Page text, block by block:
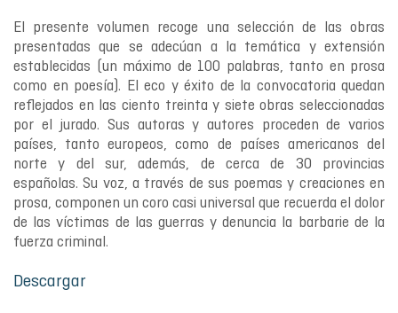
El presente volumen recoge una selección de las obras
presentadas que se adecúan a la temática y extensión
establecidas (un máximo de 100 palabras, tanto en prosa
como en poesía). El eco y éxito de la convocatoria quedan
reflejados en las ciento treinta y siete obras seleccionadas
por el jurado. Sus autoras y autores proceden de varios
países, tanto europeos, como de países americanos del
norte y del sur, además, de cerca de 30 provincias
españolas. Su voz, a través de sus poemas y creaciones en
prosa, componen un coro casi universal que recuerda el dolor
de las víctimas de las guerras y denuncia la barbarie de la
fuerza criminal.
Descargar